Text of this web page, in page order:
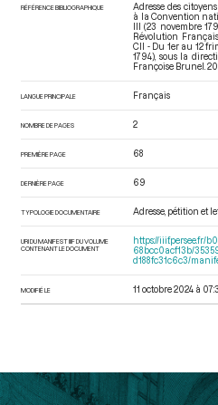
RÉFÉRENCE BIBLIOGRAPHIQUE
Adresse des
à la Convention
III (23 novembre
Révolution
CII - Du 1er au 12
1794) , sous la
Françoise Brunel.
LANGUE PRINCIPALE Français
NOMBRE DE PAGES 2
PREMIÈRE PAGE 68
DERNIÈRE PAGE 69
TYPOLOGIE DOCUMENTAIRE Adresse, pétition et
URI DU MANIFEST IIIF DU VOLUME
CONTENANT LE DOCUMENT
https://iiif.persee.fr/
68bcc0acf13b/
d188fc31c6c3/
MODIFIÉ LE 11 octobre 2024 à